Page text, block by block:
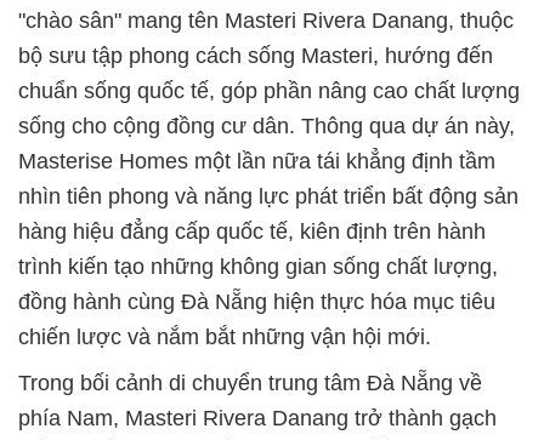
"chào sân" mang tên Masteri Rivera Danang, thuộc
bộ sưu tập phong cách sống Masteri, hướng đến
chuẩn sống quốc tế, góp phần nâng cao chất lượng
sống cho cộng đồng cư dân. Thông qua dự án này,
Masterise Homes một lần nữa tái khẳng định tầm
nhìn tiên phong và năng lực phát triển bất động sản
hàng hiệu đẳng cấp quốc tế, kiên định trên hành
trình kiến tạo những không gian sống chất lượng,
đồng hành cùng Đà Nẵng hiện thực hóa mục tiêu
chiến lược và nắm bắt những vận hội mới.
Trong bối cảnh di chuyển trung tâm Đà Nẵng về
phía Nam, Masteri Rivera Danang trở thành gạch